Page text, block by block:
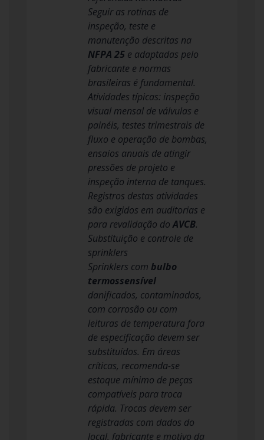
Seguir as rotinas de
inspeção, teste e
manutenção descritas na
NFPA 25 e adaptadas pelo
fabricante e normas
brasileiras é fundamental.
Atividades típicas: inspeção
visual mensal de válvulas e
painéis, testes trimestrais de
fluxo e operação de bombas,
ensaios anuais de atingir
pressões de projeto e
inspeção interna de tanques.
Registros destas atividades
são exigidos em auditorias e
para revalidação doAVCB.
Substituição e controle de
sprinklers
Sprinklers com bulbo
termossensível
danificados, contaminados,
com corrosão ou com
leituras de temperatura fora
de especificação devem ser
substituídos. Em áreas
críticas, recomenda-se
estoque mínimo de peças
compatíveis para troca
rápida. Trocas devem ser
registradas com dados do
local, fabricante e motivo da